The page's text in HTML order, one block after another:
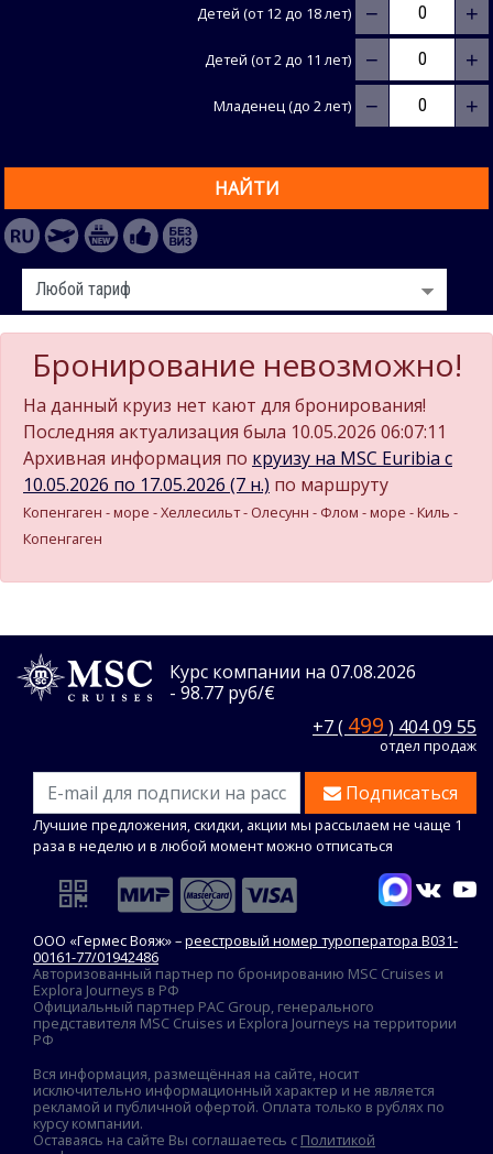
Детей (от 12 до 18 лет) − +
Детей (от 2 до 11 лет) − +
Младенец (до 2 лет) − +
НАЙТИ
Бронирование невозможно!
На данный круиз нет кают для бронирования!
Последняя актуализация была 10.05.2026 06:07:11
Архивная информация по круизу на MSC Euribia c
10.05.2026 по 17.05.2026 (7 н.) по маршруту
Копенгаген - море - Хеллесильт - Олесунн - Флом - море - Киль -
Копенгаген
Курс компании на 07.08.2026
- 98.77 руб/€
+7 ( 499 ) 404 09 55
отдел продаж
Подписаться
Лучшие предложения, скидки, акции мы рассылаем не чаще 1
раза в неделю и в любой момент можно отписаться
ООО «Гермес Вояж» –реестровый номер туроператора В031-
00161-77/01942486
Авторизованный партнер по бронированию MSC Cruises и
Explora Journeys в РФ
Официальный партнер PAC Group, генерального
представителя MSC Cruises и Explora Journeys на территории
РФ
Вся информация, размещённая на сайте, носит
исключительно информационный характер и не является
рекламой и публичной офертой. Оплата только в рублях по
курсу компании.
Оставаясь на сайте Вы соглашаетесь с Политикой